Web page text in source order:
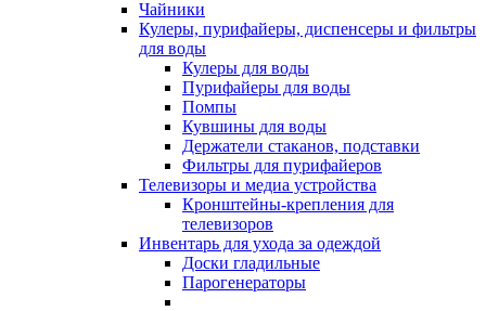
Чайники
Кулеры, пурифайеры, диспенсеры и фильтры
для воды
Кулеры для воды
Пурифайеры для воды
Помпы
Кувшины для воды
Держатели стаканов, подставки
Фильтры для пурифайеров
Телевизоры и медиа устройства
Кронштейны-крепления для
телевизоров
Инвентарь для ухода за одеждой
Доски гладильные
Парогенераторы